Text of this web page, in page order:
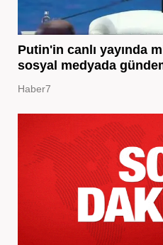
Putin'in canlı yayında
sosyal medyada
Haber7